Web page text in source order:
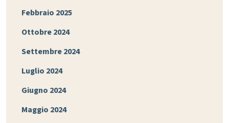
Febbraio 2025
Ottobre 2024
Settembre 2024
Luglio 2024
Giugno 2024
Maggio 2024